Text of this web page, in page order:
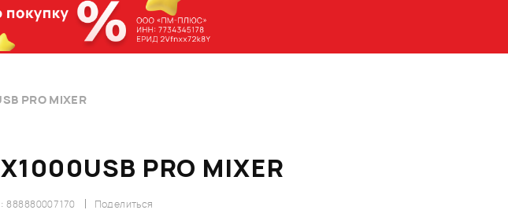
PRO MIXER
PRO MIXER
Поделиться
888880007170